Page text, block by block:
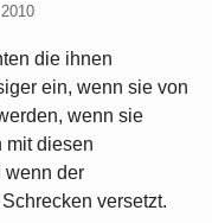
die ihnen
ein, wenn sie von
wenn sie
mit diesen
wenn der
versetzt.